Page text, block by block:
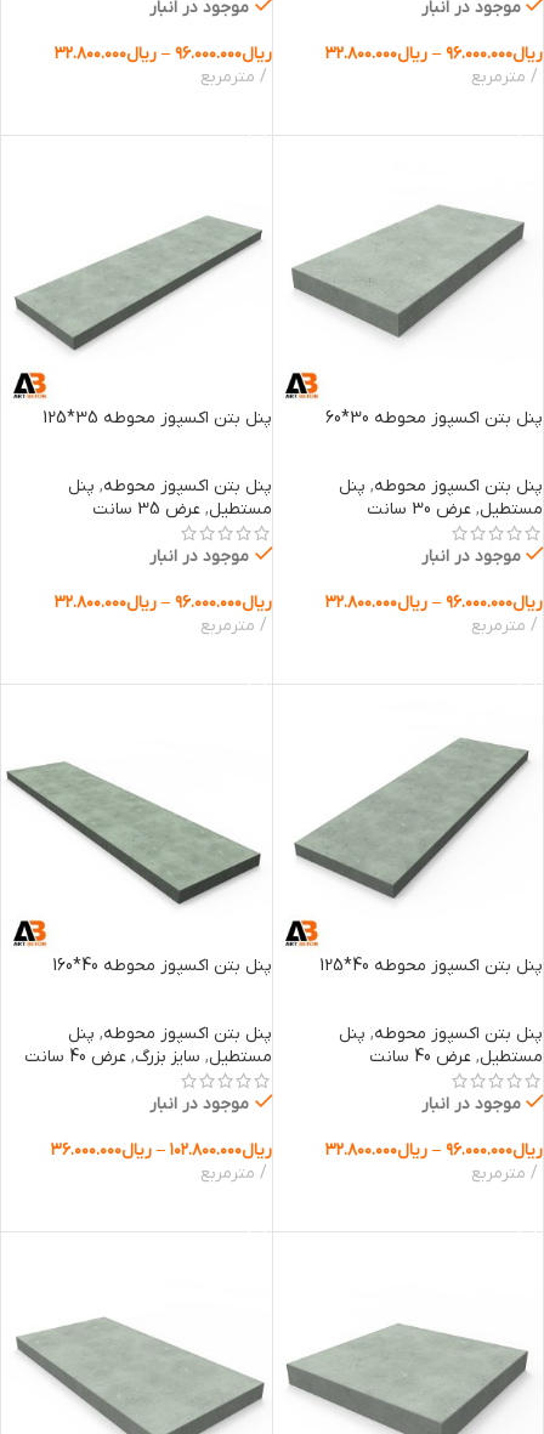
موجود در انبار
ریال۹۶.۰۰۰.۰۰۰ – ریال۳۲.۸۰۰.۰۰۰
مترمربع
موجود در انبار
ریال۹۶.۰۰۰.۰۰۰ – ریال۳۲.۸۰۰.۰۰۰
مترمربع
پنل بتن اکسپوز محوطه 30*60
پنل بتن اکسپوز محوطه, پنل
مستطیل, عرض 30 سانت
موجود در انبار
ریال۹۶.۰۰۰.۰۰۰ – ریال۳۲.۸۰۰.۰۰۰
مترمربع
پنل بتن اکسپوز محوطه 35*125
پنل بتن اکسپوز محوطه, پنل
مستطیل, عرض 35 سانت
موجود در انبار
ریال۹۶.۰۰۰.۰۰۰ – ریال۳۲.۸۰۰.۰۰۰
مترمربع
پنل بتن اکسپوز محوطه 40*125
پنل بتن اکسپوز محوطه, پنل
مستطیل, عرض 40 سانت
موجود در انبار
ریال۹۶.۰۰۰.۰۰۰ – ریال۳۲.۸۰۰.۰۰۰
مترمربع
پنل بتن اکسپوز محوطه 40*160
پنل بتن اکسپوز محوطه, پنل
مستطیل, سایز بزرگ, عرض 40 سانت
موجود در انبار
ریال۱۰۲.۸۰۰.۰۰۰ – ریال۳۶.۰۰۰.۰۰۰
مترمربع